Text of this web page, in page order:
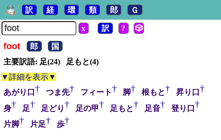
訳 経 環 類 郎 Ｇ
x 訳 ? 🎲
foot 郎
国
主要訳語: 足(24) 足もと(4)
▼詳細を表示▼
あがり口 † つま先† フィート† 脚† 根もと† 昇り口 †
身† 足† 足どり† 足の甲† 足もと† 足音† 登り口 †
片脚† 片足† 歩†